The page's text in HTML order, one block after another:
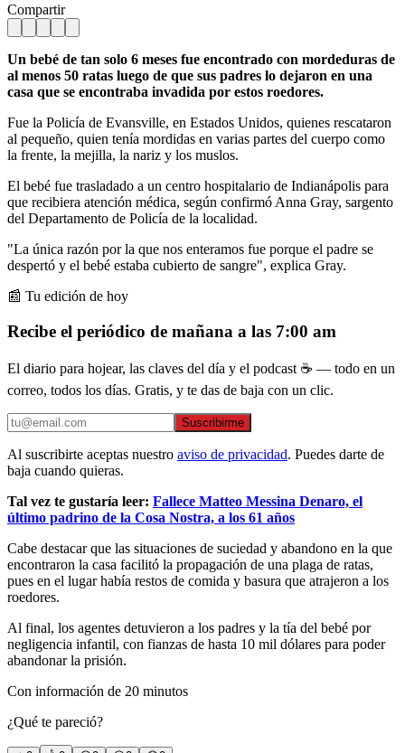
Compartir
Un bebé de tan solo 6 meses fue encontrado con mordeduras de
al menos 50 ratas luego de que sus padres lo dejaron en una
casa que se encontraba invadida por estos roedores.
Fue la Policía de Evansville, en Estados Unidos, quienes rescataron
al pequeño, quien tenía mordidas en varias partes del cuerpo como
la frente, la mejilla, la nariz y los muslos.
El bebé fue trasladado a un centro hospitalario de Indianápolis para
que recibiera atención médica, según confirmó Anna Gray, sargento
del Departamento de Policía de la localidad.
"La única razón por la que nos enteramos fue porque el padre se
despertó y el bebé estaba cubierto de sangre", explica Gray.
📰 Tu edición de hoy
Recibe el periódico de mañana a las 7:00 am
El diario para hojear, las claves del día y el podcast ☕ — todo en un
correo, todos los días. Gratis, y te das de baja con un clic.
Suscribirme
Al suscribirte aceptas nuestro aviso de privacidad. Puedes darte de
baja cuando quieras.
Tal vez te gustaría leer: Fallece Matteo Messina Denaro, el
último padrino de la Cosa Nostra, a los 61 años
Cabe destacar que las situaciones de suciedad y abandono en la que
encontraron la casa facilitó la propagación de una plaga de ratas,
pues en el lugar había restos de comida y basura que atrajeron a los
roedores.
Al final, los agentes detuvieron a los padres y la tía del bebé por
negligencia infantil, con fianzas de hasta 10 mil dólares para poder
abandonar la prisión.
Con información de 20 minutos
¿Qué te pareció?